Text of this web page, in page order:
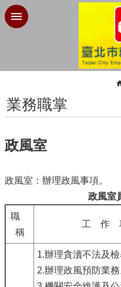
跳到主要內容區塊
業務職掌
政風室
政風室：辦理政風事項。
職
稱
工 作
政風室
1.辦理貪瀆不法及檢
2.辦理政風預防業務